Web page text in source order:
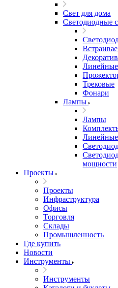
Свет для дома
Светодиодные
Линейные
Трековые
Фонари
Лампы
Лампы
мощности
Проекты
Проекты
Инфраструктура
Офисы
Торговля
Склады
Промышленность
Где купить
Новости
Инструменты
Инструменты